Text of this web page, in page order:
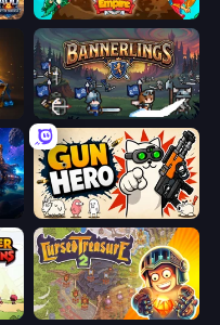
Epic Empire: Tower Defense
Bannerlings
Gun Hero: Cat Survival
Cursed Treasure 2